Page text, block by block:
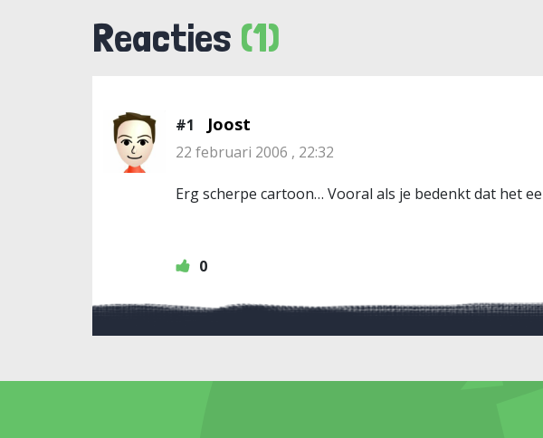
Reacties (1)
#1 Joost
22 februari 2006 , 22:32
Erg scherpe cartoon… Vooral als je bedenkt dat het
0